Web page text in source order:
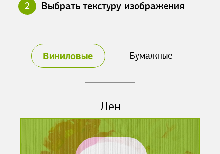
2 Выбрать текстуру изображения
Виниловые Бумажные
Лен